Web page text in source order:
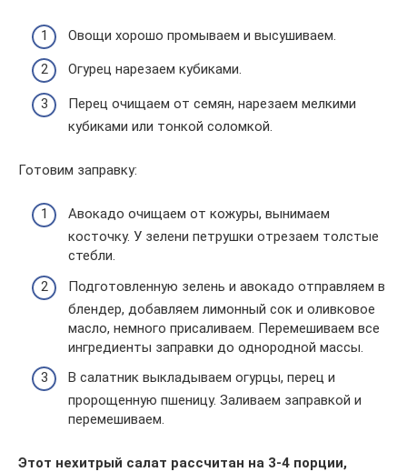
Овощи хорошо промываем и высушиваем.
Огурец нарезаем кубиками.
Перец очищаем от семян, нарезаем мелкими
кубиками или тонкой соломкой.
Готовим заправку:
Авокадо очищаем от кожуры, вынимаем
косточку. У зелени петрушки отрезаем толстые
стебли.
Подготовленную зелень и авокадо отправляем в
блендер, добавляем лимонный сок и оливковое
масло, немного присаливаем. Перемешиваем все
ингредиенты заправки до однородной массы.
В салатник выкладываем огурцы, перец и
пророщенную пшеницу. Заливаем заправкой и
перемешиваем.
Этот нехитрый салат рассчитан на 3-4 порции,